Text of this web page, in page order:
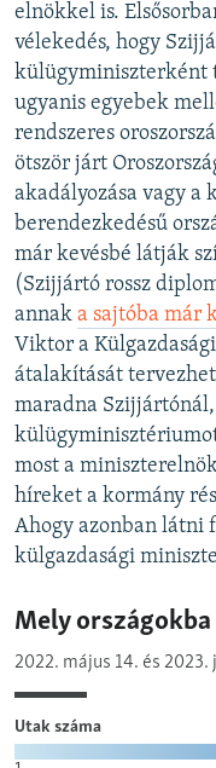
elnökkel is.
vélekedés, hogy
külügyminiszterként
ugyanis egyebek
rendszeres
ötször járt
akadályozása vagy
berendezkedésű
már kevésbé látják
(Szijjártó rossz
annak a sajtóba már
Viktor a
átalakítását
maradna
most a
híreket a kormány
Ahogy azonban látni
külgazdasági